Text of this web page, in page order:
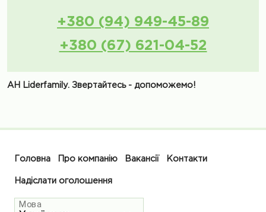
+380 (94) 949-45-89
+380 (67) 621-04-52
АН Liderfamily. Звертайтесь - допоможемо!
Головна Про компанію Вакансії Контакти
Надіслати оголошення
Мова